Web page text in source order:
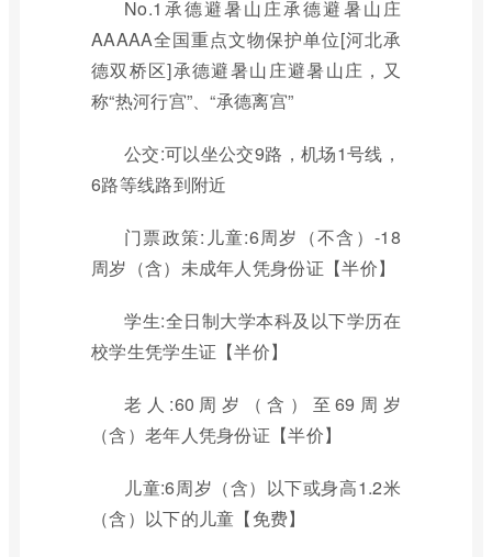
No.1承德避暑山庄承德避暑山庄
AAAAA全国重点文物保护单位[河北承
德双桥区]承德避暑山庄避暑山庄，又
称“热河行宫”、“承德离宫”
公交:可以坐公交9路，机场1号线，
6路等线路到附近
门票政策:儿童:6周岁（不含）-18
周岁（含）未成年人凭身份证【半价】
学生:全日制大学本科及以下学历在
校学生凭学生证【半价】
老人:60周岁（含）至69周岁
（含）老年人凭身份证【半价】
儿童:6周岁（含）以下或身高1.2米
（含）以下的儿童【免费】